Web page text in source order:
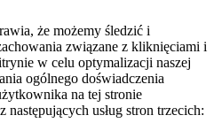
że możemy śledzić i
związane z kliknięciami i
w celu optymalizacji naszej
ogólnego doświadczenia
na tej stronie
usług stron trzecich: